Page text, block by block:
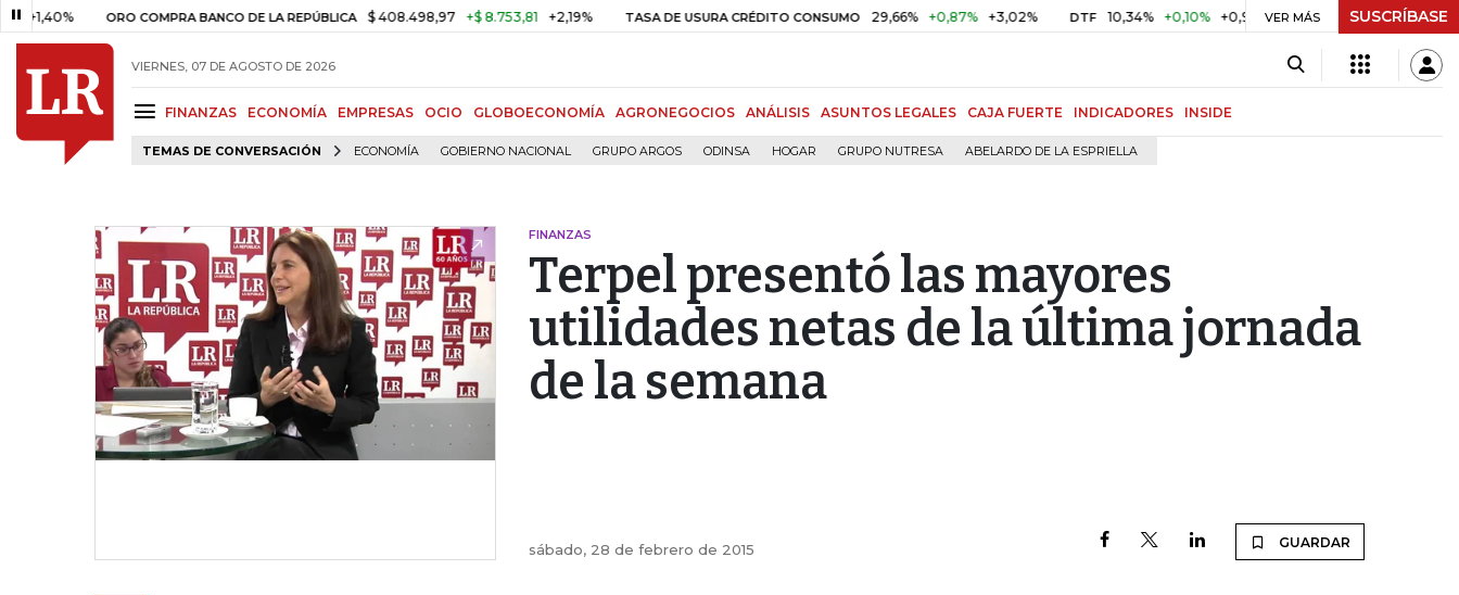
ORO COMPRA BANCO DE LA REPÚBLICA $ 408.498,97 +$ 8.753,81 +2,19% TASA DE USURA CRÉDITO CONSUMO 29,66% +0,87% +3,02% DTF 10,34% +0,10% +0,98% UVR $ 416,91 +$ 0,05
VER MÁS SUSCRÍBASE
VIERNES, 07 DE AGOSTO DE 2026
FINANZAS ECONOMÍA EMPRESAS OCIO GLOBOECONOMÍA AGRONEGOCIOS ANÁLISIS ASUNTOS LEGALES CAJA FUERTE INDICADORES INSIDE
TEMAS DE CONVERSACIÓN ECONOMÍA GOBIERNO NACIONAL GRUPO ARGOS ODINSA HOGAR GRUPO NUTRESA ABELARDO DE LA ESPRIELLA
FINANZAS
Terpel presentó las mayores
utilidades netas de la última jornada
de la semana
sábado, 28 de febrero de 2015 GUARDAR